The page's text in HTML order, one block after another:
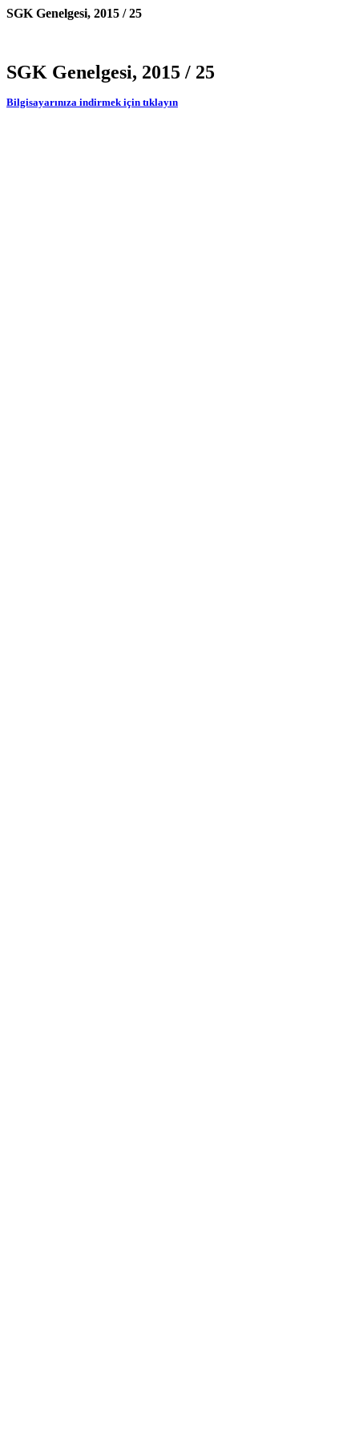
SGK Genelgesi, 2015 / 25
SGK Genelgesi, 2015 / 25
Bilgisayarınıza indirmek için tıklayın